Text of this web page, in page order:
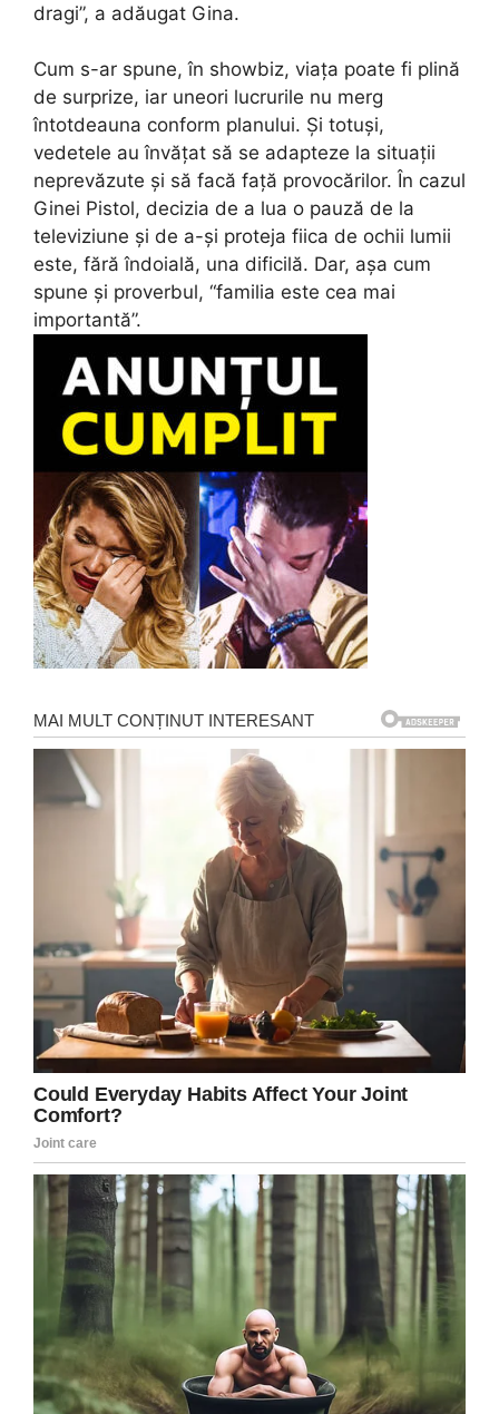
dragi”, a adăugat Gina.
Cum s-ar spune, în showbiz, viața poate fi plină
de surprize, iar uneori lucrurile nu merg
întotdeauna conform planului. Și totuși,
vedetele au învățat să se adapteze la situații
neprevăzute și să facă față provocărilor. În cazul
Ginei Pistol, decizia de a lua o pauză de la
televiziune și de a-și proteja fiica de ochii lumii
este, fără îndoială, una dificilă. Dar, așa cum
spune și proverbul, “familia este cea mai
importantă”.